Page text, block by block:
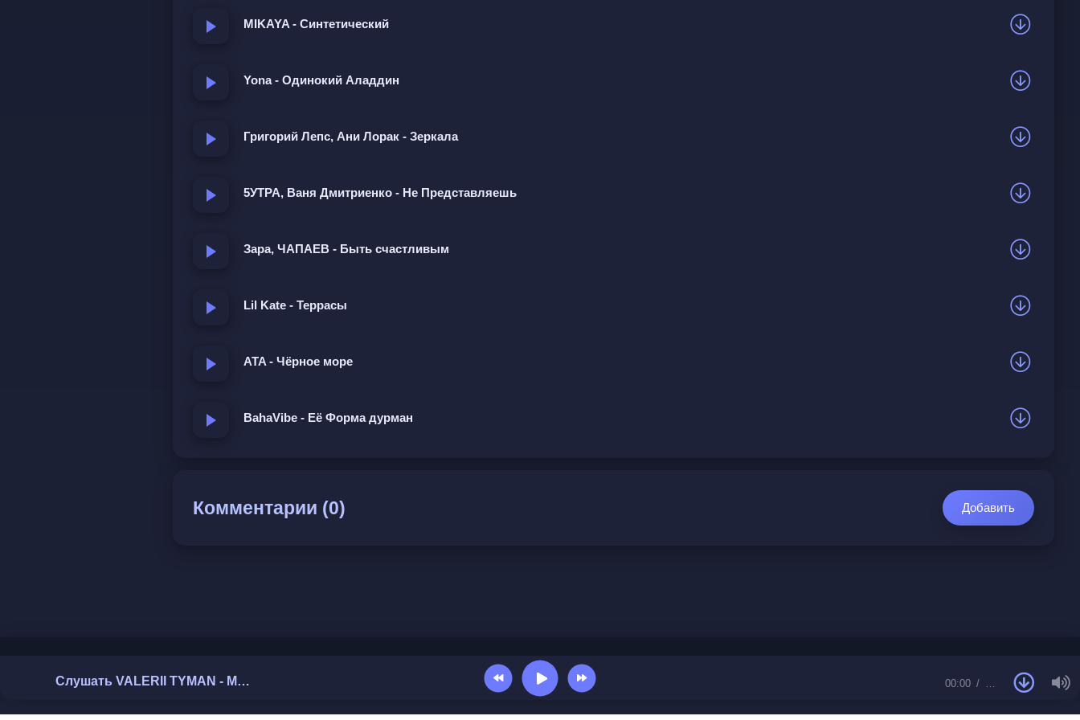
Когда-то нас так жгло, но всё — любовь угасла.
Человек, кажется, сошёл с ума, ожидая чуда внутри. Он ждал от другого зимой тепла, которое тот дарил летом в любви. Отдал ему душу —
и не враги, вместе и врозь — непонятно, что делать. Ответа на вопрос, почему любили так страстно, не найдено. Каждый день в пустоте, он
MIKAYA - Синтетический
Yona - Одинокий Аладдин
Григорий Лепс, Ани Лорак - Зеркала
5УТРА, Ваня Дмитриенко - Не Представляешь
Зара, ЧАПАЕВ - Быть счастливым
Lil Kate - Террасы
ATA - Чёрное море
BahaVibe - Её Форма дурман
Комментарии (0) Добавить
Слушать VALERII TYMAN - Мы с тобой не любимы 00:00 …